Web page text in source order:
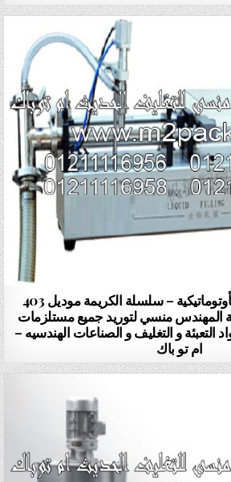
ماكينة التعبئة نصف الأوتوماتيكية – سلسلة الكريمة موديل 403
المهندس منسي لتوريد جميع مستلزمات
التعبئة و التغليف و الصناعات الهندسيه –
ام تو باك